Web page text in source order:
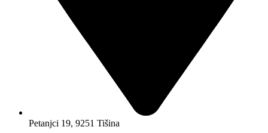
Petanjci 19, 9251 Tišina